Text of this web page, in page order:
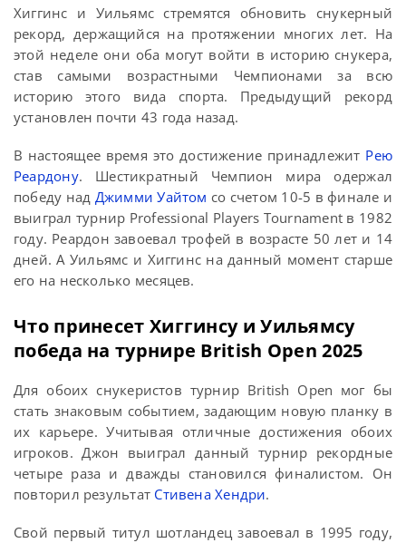
Хиггинс и Уильямс стремятся обновить снукерный
рекорд, держащийся на протяжении многих лет. На
этой неделе они оба могут войти в историю снукера,
став самыми возрастными Чемпионами за всю
историю этого вида спорта. Предыдущий рекорд
установлен почти 43 года назад.
В настоящее время это достижение принадлежит Рею
Реардону. Шестикратный Чемпион мира одержал
победу над Джимми Уайтом со счетом 10-5 в финале и
выиграл турнир Professional Players Tournament в 1982
году. Реардон завоевал трофей в возрасте 50 лет и 14
дней. А Уильямс и Хиггинс на данный момент старше
его на несколько месяцев.
Что принесет Хиггинсу и Уильямсу
победа на турнире British Open 2025
Для обоих снукеристов турнир British Open мог бы
стать знаковым событием, задающим новую планку в
их карьере. Учитывая отличные достижения обоих
игроков. Джон выиграл данный турнир рекордные
четыре раза и дважды становился финалистом. Он
повторил результат Стивена Хендри.
Свой первый титул шотландец завоевал в 1995 году,